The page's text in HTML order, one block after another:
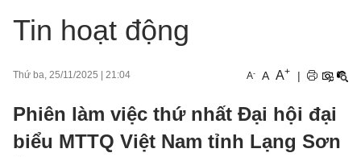
Tin hoạt động
Thứ ba, 25/11/2025 21:04 A- A A+ |
Phiên làm việc thứ nhất Đại hội đại
biểu MTTQ Việt Nam tỉnh Lạng Sơn